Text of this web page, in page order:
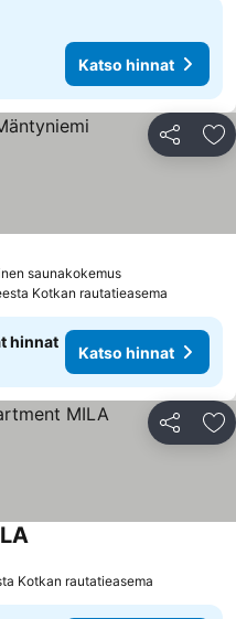
Katso hinnat
Jaa
saunakokemus
Kotkan rautatieasema
hinnat
Katso hinnat
Jaa
Kotkan rautatieasema